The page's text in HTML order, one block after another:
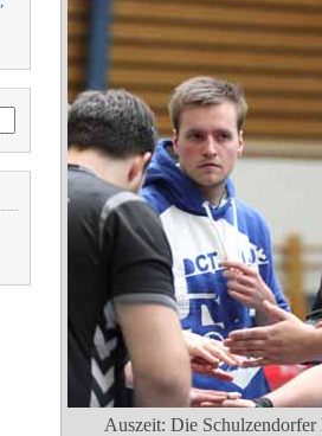
Auszeit: Die Schulzendorfer